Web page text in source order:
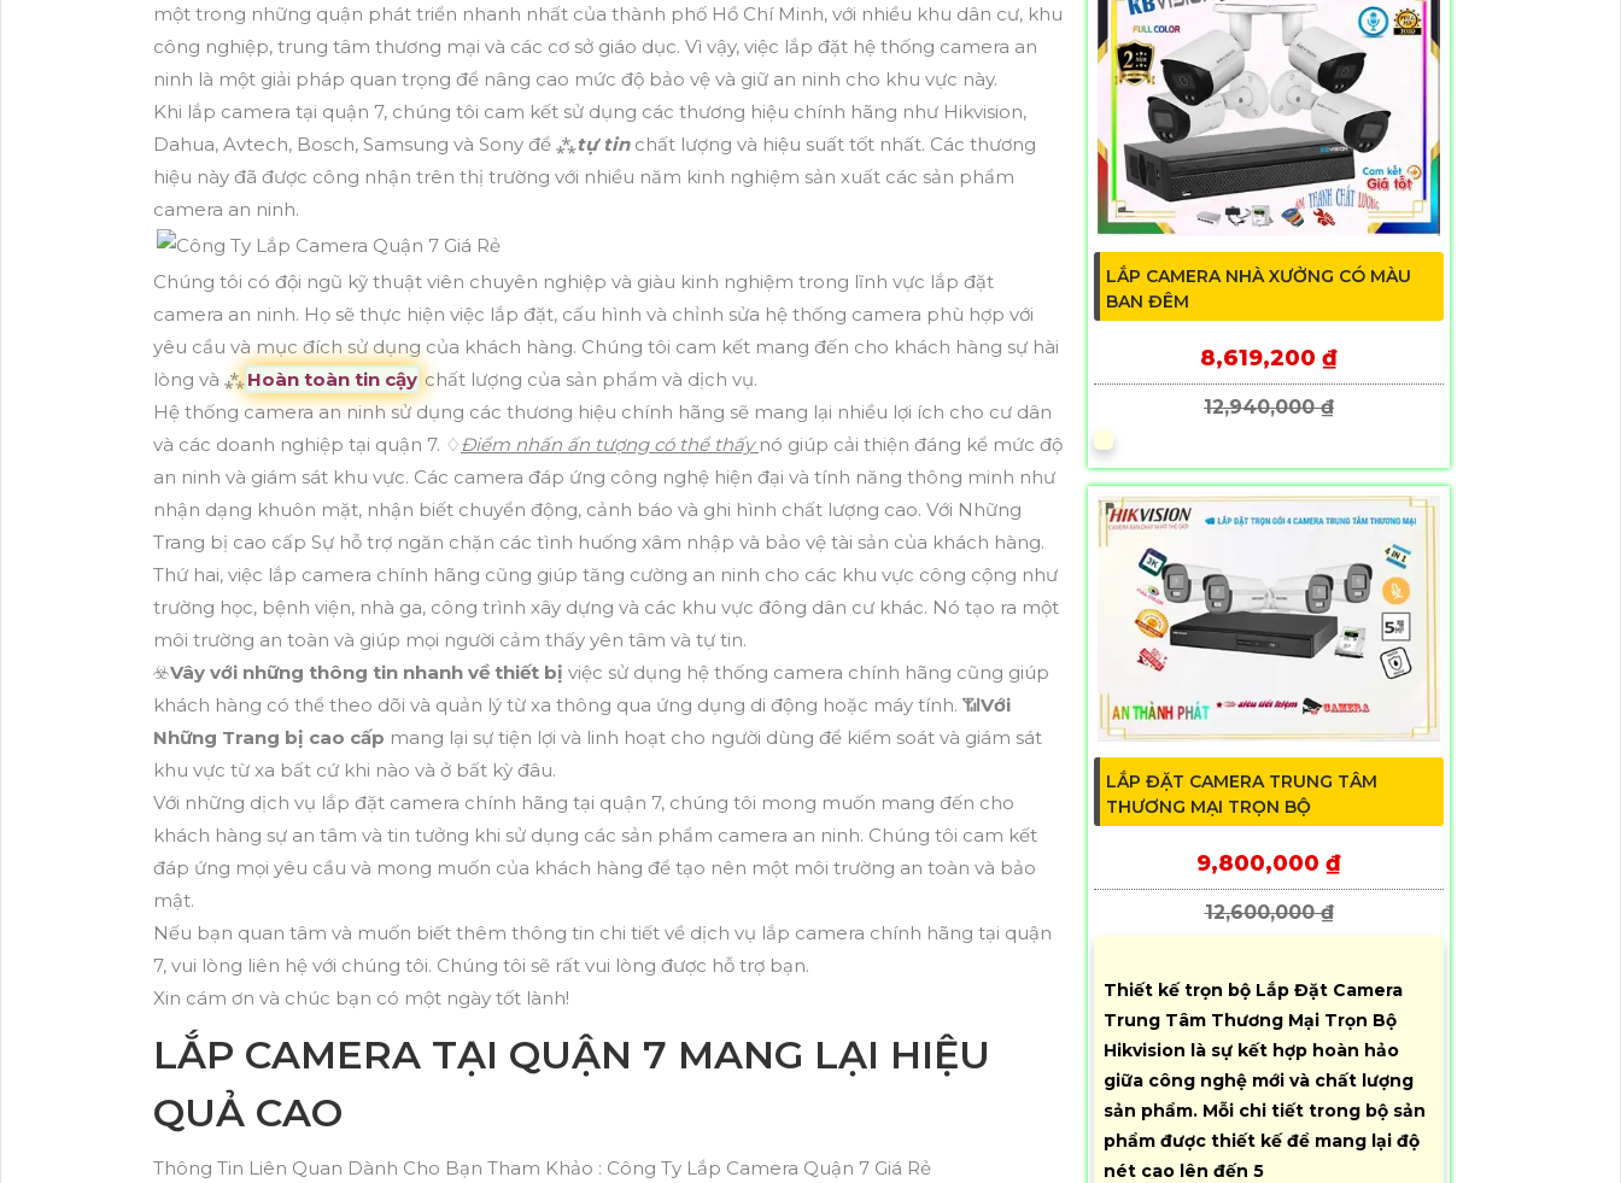
một trong những quận phát triển nhanh nhất của thành phố Hồ Chí Minh, với nhiều khu dân cư, khu
công nghiệp, trung tâm thương mại và các cơ sở giáo dục. Vì vậy, việc lắp đặt hệ thống camera an
ninh là một giải pháp quan trọng để nâng cao mức độ bảo vệ và giữ an ninh cho khu vực này.
Khi lắp camera tại quận 7, chúng tôi cam kết sử dụng các thương hiệu chính hãng như Hikvision,
Dahua, Avtech, Bosch, Samsung và Sony để ⁂tự tinchất lượng và hiệu suất tốt nhất. Các thương
hiệu này đã được công nhận trên thị trường với nhiều năm kinh nghiệm sản xuất các sản phẩm
camera an ninh.
Chúng tôi có đội ngũ kỹ thuật viên chuyên nghiệp và giàu kinh nghiệm trong lĩnh vực lắp đặt
camera an ninh. Họ sẽ thực hiện việc lắp đặt, cấu hình và chỉnh sửa hệ thống camera phù hợp với
yêu cầu và mục đích sử dụng của khách hàng. Chúng tôi cam kết mang đến cho khách hàng sự hài
lòng và ⁂Hoàn toàn tin cậy chất lượng của sản phẩm và dịch vụ.
Hệ thống camera an ninh sử dụng các thương hiệu chính hãng sẽ mang lại nhiều lợi ích cho cư dân
và các doanh nghiệp tại quận 7. ♢Điểm nhấn ấn tượng có thể thấy nó giúp cải thiện đáng kể mức độ
an ninh và giám sát khu vực. Các camera đáp ứng công nghệ hiện đại và tính năng thông minh như
nhận dạng khuôn mặt, nhận biết chuyển động, cảnh báo và ghi hình chất lượng cao. Với Những
Trang bị cao cấp Sự hỗ trợ ngăn chặn các tình huống xâm nhập và bảo vệ tài sản của khách hàng.
Thứ hai, việc lắp camera chính hãng cũng giúp tăng cường an ninh cho các khu vực công cộng như
trường học, bệnh viện, nhà ga, công trình xây dựng và các khu vực đông dân cư khác. Nó tạo ra một
môi trường an toàn và giúp mọi người cảm thấy yên tâm và tự tin.
☣️Vây với những thông tin nhanh về thiết bị việc sử dụng hệ thống camera chính hãng cũng giúp
khách hàng có thể theo dõi và quản lý từ xa thông qua ứng dụng di động hoặc máy tính. 📶Với
Những Trang bị cao cấp mang lại sự tiện lợi và linh hoạt cho người dùng để kiểm soát và giám sát
khu vực từ xa bất cứ khi nào và ở bất kỳ đâu.
Với những dịch vụ lắp đặt camera chính hãng tại quận 7, chúng tôi mong muốn mang đến cho
khách hàng sự an tâm và tin tưởng khi sử dụng các sản phẩm camera an ninh. Chúng tôi cam kết
đáp ứng mọi yêu cầu và mong muốn của khách hàng để tạo nên một môi trường an toàn và bảo
mật.
Nếu bạn quan tâm và muốn biết thêm thông tin chi tiết về dịch vụ lắp camera chính hãng tại quận
7, vui lòng liên hệ với chúng tôi. Chúng tôi sẽ rất vui lòng được hỗ trợ bạn.
Xin cám ơn và chúc bạn có một ngày tốt lành!
LẮP CAMERA TẠI QUẬN 7 MANG LẠI HIỆU
QUẢ CAO
Thông Tin Liên Quan Dành Cho Bạn Tham Khảo : Công Ty Lắp Camera Quận 7 Giá Rẻ
LẮP CAMERA NHÀ XƯỞNG CÓ MÀU
BAN ĐÊM
8,619,200 ₫
12,940,000 ₫
LẮP ĐẶT CAMERA TRUNG TÂM
THƯƠNG MẠI TRỌN BỘ
9,800,000 ₫
12,600,000 ₫
Thiết kế trọn bộ Lắp Đặt Camera
Trung Tâm Thương Mại Trọn Bộ
Hikvision là sự kết hợp hoàn hảo
giữa công nghệ mới và chất lượng
sản phẩm. Mỗi chi tiết trong bộ sản
phẩm được thiết kế để mang lại độ
nét cao lên đến 5